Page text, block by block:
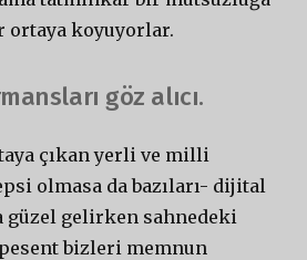
ortaya koyuyorlar.
göz alıcı.
çıkan yerli ve milli
olmasa da bazıları- dijital
güzel gelirken sahnedeki
bizleri memnun